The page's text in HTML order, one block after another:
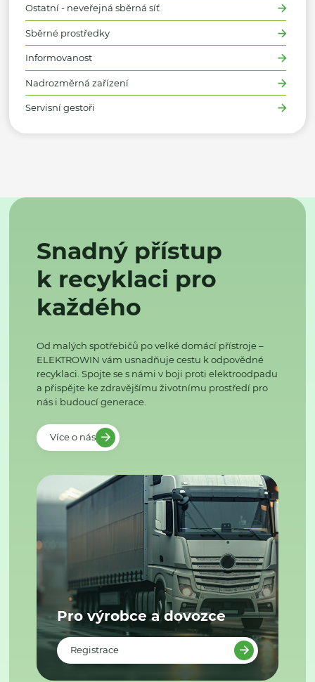
Ostatní - neveřejná sběrná síť
Sběrné prostředky
Informovanost
Nadrozměrná zařízení
Servisní gestoři
Snadný přístup
k recyklaci pro
každého
Od malých spotřebičů po velké domácí přístroje –
ELEKTROWIN vám usnadňuje cestu k odpovědné
recyklaci. Spojte se s námi v boji proti elektroodpadu
a přispějte ke zdravějšímu životnímu prostředí pro
nás i budoucí generace.
Více o nás
Pro výrobce a dovozce
Registrace